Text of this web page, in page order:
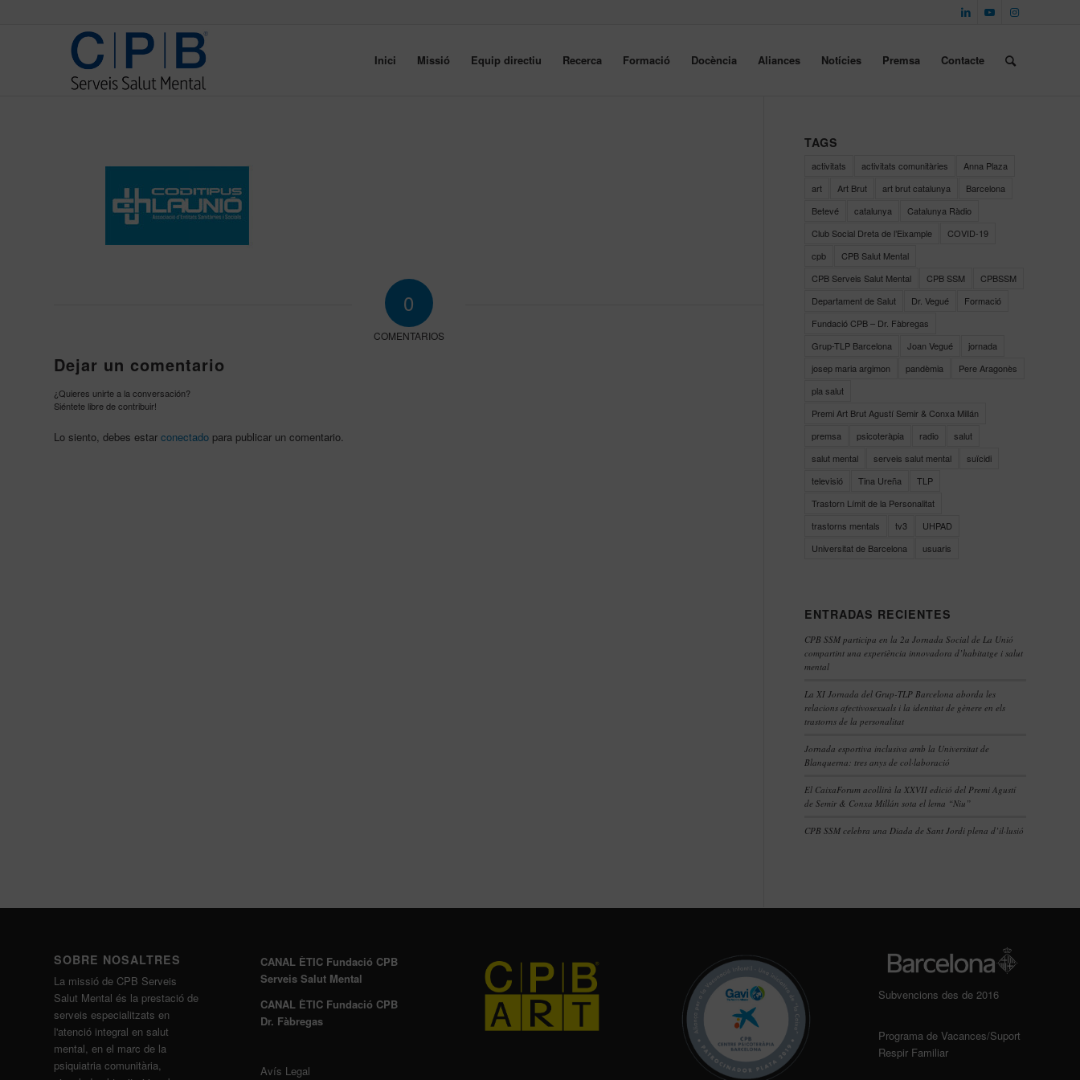
Inici Missió Equip directiu Recerca Formació Docència Aliances Notícies Premsa Contacte
0
COMENTARIOS
Dejar un comentario
¿Quieres unirte a la conversación?
Siéntete libre de contribuir!
Lo siento, debes estar conectado para publicar un comentario.
TAGS
activitats activitats comunitàries
Anna Plaza
art
Art Brut art brut catalunya
Barcelona
Betevé
catalunya
Catalunya Ràdio
Club Social Dreta de l’Eixample
COVID-19
cpb
CPB Salut Mental
CPB Serveis Salut Mental
CPB SSM
CPBSSM
Departament de Salut
Dr. Vegué
Formació
Fundació CPB – Dr. Fàbregas
Grup-TLP Barcelona
Joan Vegué
jornada
josep maria argimon
pandèmia
Pere Aragonès
pla salut
Premi Art Brut Agustí Semir & Conxa Millán
premsa
psicoteràpia radio
salut
salut mental
serveis salut mental
suïcidi
televisió
Tina Ureña
TLP
Trastorn Límit de la Personalitat
trastorns mentals
tv3
UHPAD
Universitat de Barcelona
usuaris
ENTRADAS RECIENTES
CPB SSM participa en la 2a Jornada Social de La Unió
compartint una experiència innovadora d’habitatge i salut
mental
La XI Jornada del Grup-TLP Barcelona aborda les
relacions afectivosexuals i la identitat de gènere en els
trastorns de la personalitat
Jornada esportiva inclusiva amb la Universitat de
Blanquerna: tres anys de col·laboració
El CaixaForum acollirà la XXVII edició del Premi Agustí
de Semir & Conxa Millán sota el lema “Niu”
CPB SSM celebra una Diada de Sant Jordi plena d’il·lusió
SOBRE NOSALTRES
La missió de CPB Serveis
Salut Mental és la prestació de
serveis especialitzats en
l'atenció integral en salut
mental, en el marc de la
psiquiatria comunitària,
CANAL ÈTIC Fundació CPB
Serveis Salut Mental
CANAL ÈTIC Fundació CPB
Dr. Fàbregas
Avís Legal
Subvencions des de 2016
Programa de Vacances/Suport
Respir Familiar